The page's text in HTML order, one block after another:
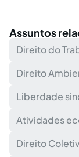
Assuntos
Direito do
Direito
Liberdade
Atividades
Direito